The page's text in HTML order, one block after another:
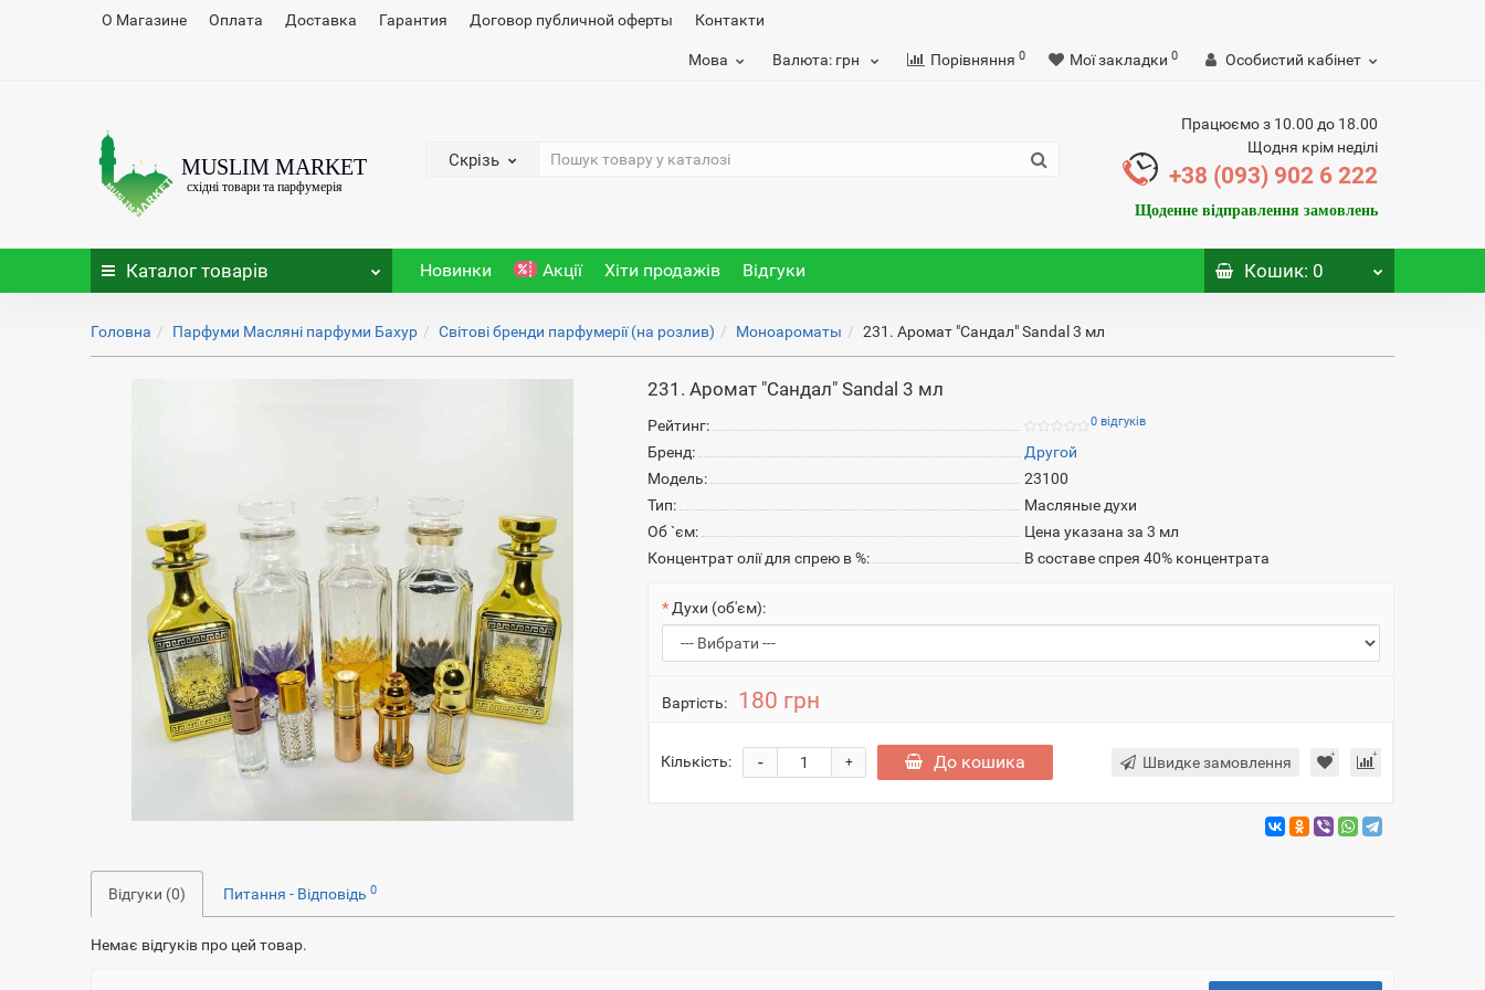
О Магазине Оплата Доставка Гарантия Договор публичной оферты Контакти
Мова Валюта: грн Порівняння 0 Мої закладки 0 Особистий кабінет
Скрізь
Працюємо з 10.00 до 18.00
Щодня крім неділі
+38 (093) 902 6 222
Щоденне відправлення замовлень
Каталог товарів Новинки Акції Хіти продажів Відгуки Кошик: 0
Головна Парфуми Масляні парфуми Бахур Світові бренди парфумерії (на розлив) Моноароматы 231. Аромат "Сандал" Sandal 3 мл
231. Аромат "Сандал" Sandal 3 мл
Рейтинг: 0 відгуків
Бренд:
Другой
Модель:
23100
Тип:
Масляные духи
Об `єм:
Цена указана за 3 мл
Концентрат олії для спрею в %:
В составе спрея 40% концентрата
Духи (об'єм):
Вартість: 180 грн
Кількість: +
- До кошика Швидке замовлення
Відгуки (0) Питання - Відповідь0
Немає відгуків про цей товар.